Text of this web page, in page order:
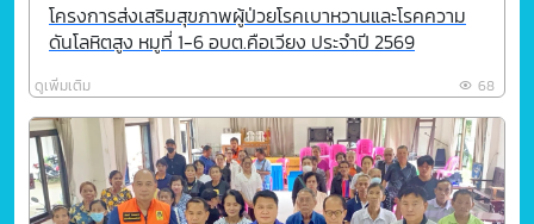
โครงการส่งเสริมสุขภาพผู้ป่วยโรคเบาหวานและโรคความ
ดันโลหิตสูง หมูที่ 1-6 อบต.คือเวียง ประจำปี 2569
ดูเพิ่มเติม 68